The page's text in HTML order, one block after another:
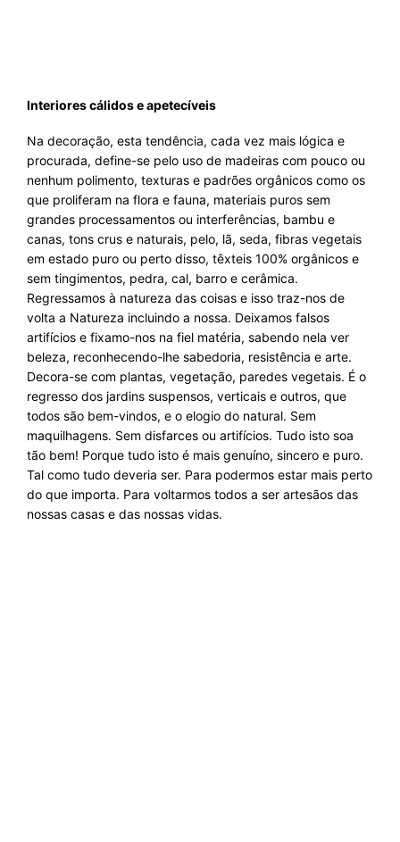
Interiores cálidos e apetecíveis
Na decoração, esta tendência, cada vez mais lógica e
procurada, define-se pelo uso de madeiras com pouco ou
nenhum polimento, texturas e padrões orgânicos como os
que proliferam na flora e fauna, materiais puros sem
grandes processamentos ou interferências, bambu e
canas, tons crus e naturais, pelo, lã, seda, fibras vegetais
em estado puro ou perto disso, têxteis 100% orgânicos e
sem tingimentos, pedra, cal, barro e cerâmica.
Regressamos à natureza das coisas e isso traz-nos de
volta a Natureza incluindo a nossa. Deixamos falsos
artifícios e fixamo-nos na fiel matéria, sabendo nela ver
beleza, reconhecendo-lhe sabedoria, resistência e arte.
Decora-se com plantas, vegetação, paredes vegetais. É o
regresso dos jardins suspensos, verticais e outros, que
todos são bem-vindos, e o elogio do natural. Sem
maquilhagens. Sem disfarces ou artifícios. Tudo isto soa
tão bem! Porque tudo isto é mais genuíno, sincero e puro.
Tal como tudo deveria ser. Para podermos estar mais perto
do que importa. Para voltarmos todos a ser artesãos das
nossas casas e das nossas vidas.